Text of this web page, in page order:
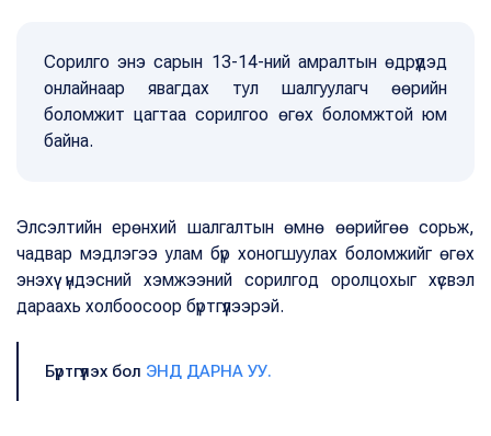
Сорилго энэ сарын 13-14-ний амралтын өдрүүдэд
онлайнаар явагдах тул шалгуулагч өөрийн
боломжит цагтаа сорилгоо өгөх боломжтой юм
байна.
Элсэлтийн ерөнхий шалгалтын өмнө өөрийгөө сорьж,
чадвар мэдлэгээ улам бүр хоногшуулах боломжийг өгөх
энэхүү үндэсний хэмжээний сорилгод оролцохыг хүсвэл
дараахь холбоосоор бүртгүүлээрэй.
Бүртгүүлэх бол ЭНД ДАРНА УУ.